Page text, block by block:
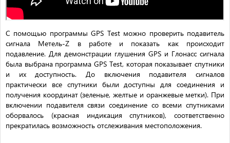
С помощью программы GPS Test можно проверить подавитель
сигнала Метель-Z в работе и показать как происходит
подавление. Для демонстрации глушения GPS и Глонасс сигнала
была выбрана программа GPS Test, которая показывает спутники
и их доступность. До включения подавителя сигналов
практически все спутники были доступны для соединения и
получения координат (зеленые, желтые и оранжевые метки). При
включении подавителя связи соединение со всеми спутниками
оборвалось (красная индикация спутников), соответственно
прекратилась возможность отслеживания местоположения.